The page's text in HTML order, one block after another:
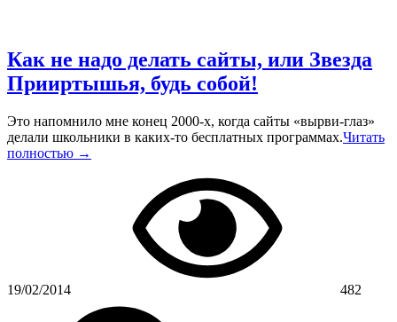
Как не надо делать сайты, или Звезда
Прииртышья, будь собой!
Это напомнило мне конец 2000-х, когда сайты «вырви-глаз»
делали школьники в каких-то бесплатных программах.Читать
полностью →
19/02/2014 482